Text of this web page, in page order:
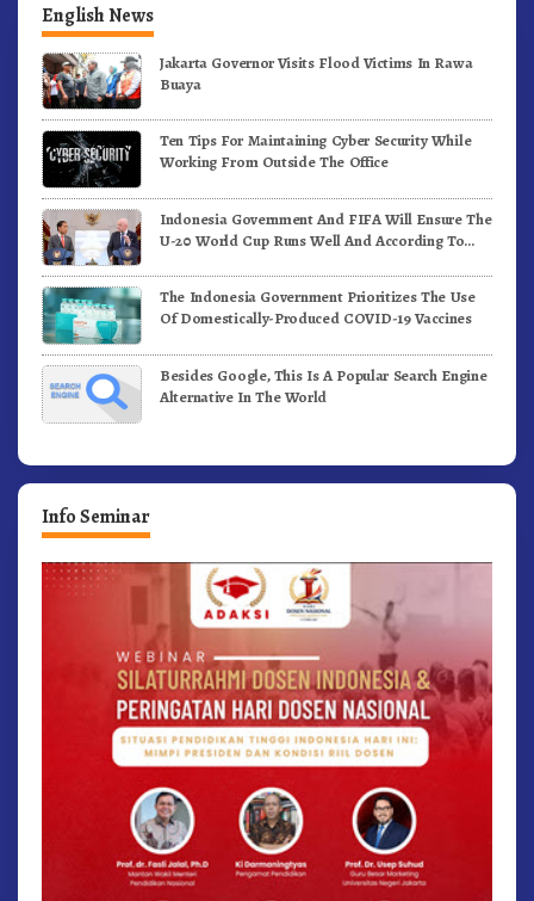
English News
Jakarta Governor Visits Flood Victims In Rawa
Buaya
Ten Tips For Maintaining Cyber Security While
Working From Outside The Office
Indonesia Government And FIFA Will Ensure The
U-20 World Cup Runs Well And According To
The Indonesia Government Prioritizes The Use
Of Domestically-Produced COVID-19 Vaccines
Besides Google, This Is A Popular Search Engine
Alternative In The World
Info Seminar